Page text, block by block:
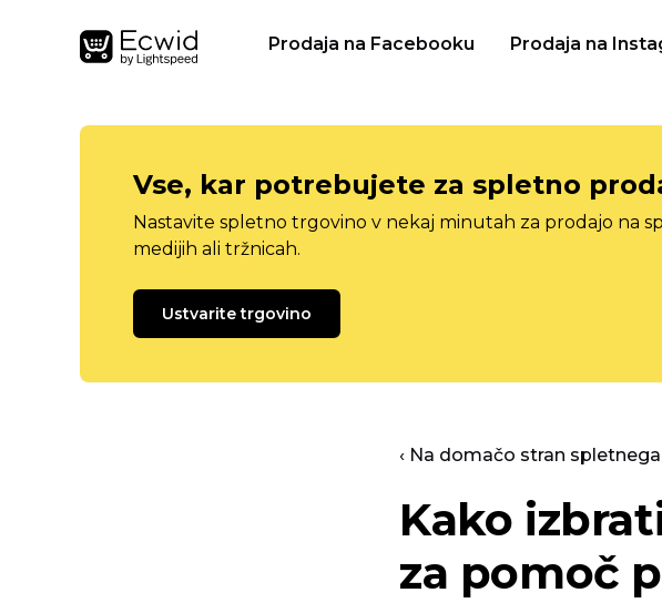
Prodaja na Facebooku Prodaja na
Vse, kar potrebujete za spletno
Nastavite spletno trgovino v nekaj minutah za prodajo na
medijih ali tržnicah.
Ustvarite trgovino
‹ Na domačo stran
Kako
za pomoč